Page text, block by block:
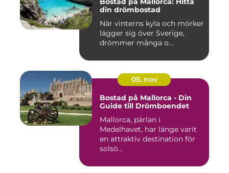
din drömbostad
När vinterns kyla och mörker
lägger sig över Sverige,
drömmer många o...
05. nov
Bostad på Mallorca - Din
Guide till Drömboendet
Mallorca, pärlan i
Medelhavet, har länge varit
en attraktiv destination för
solsö...